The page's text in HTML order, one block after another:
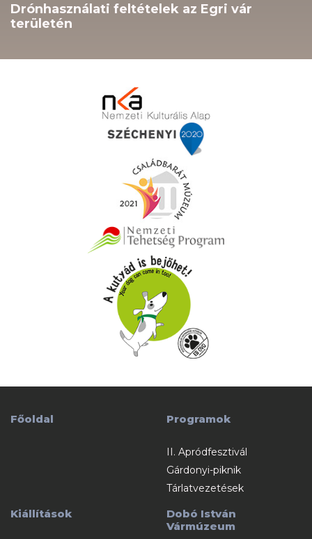
Drónhasználati feltételek az Egri vár
területén
Főoldal Programok
II. Apródfesztivál
Gárdonyi-piknik
Tárlatvezetések
Kiállítások
Dobó István
Vármúzeum